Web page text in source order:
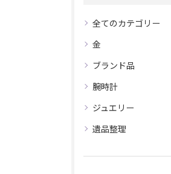
全てのカテゴリー
金
ブランド品
腕時計
ジュエリー
遺品整理